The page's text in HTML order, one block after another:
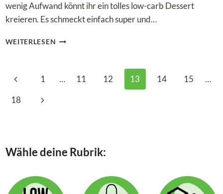
wenig Aufwand könnt ihr ein tolles low-carb Dessert
kreieren. Es schmeckt einfach super und…
WEITERLESEN LOW
–
Seitennavigation
Vorherige
Seite
1 … 11 12 13 14 15
…
18
Nächste
Wähle deine Rubrik: